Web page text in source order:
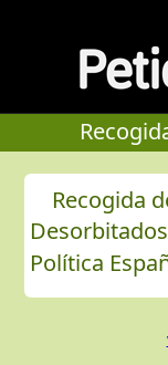
Recogida
Política